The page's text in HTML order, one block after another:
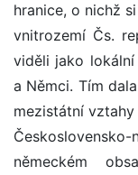
hranice, o nichž
vnitrozemí Čs.
viděli jako
a Němci. Tím
mezistátní
německém